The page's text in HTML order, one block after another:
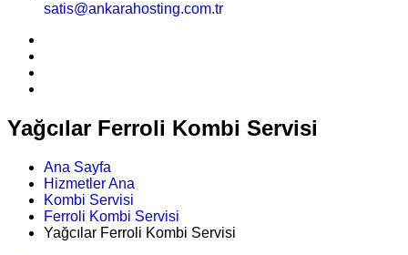
satis@ankarahosting.com.tr
Yağcılar Ferroli Kombi Servisi
Ana Sayfa
Hizmetler Ana
Kombi Servisi
Ferroli Kombi Servisi
Yağcılar Ferroli Kombi Servisi